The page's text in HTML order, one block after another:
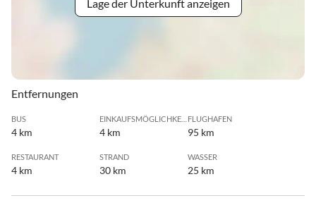
Lage der Unterkunft anzeigen
Entfernungen
BUS
4 km
EINKAUFSMÖGLICHKEIT
4 km
FLUGHAFEN
95 km
RESTAURANT
4 km
STRAND
30 km
WASSER
25 km